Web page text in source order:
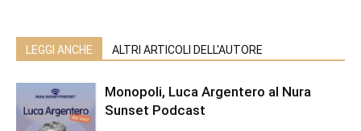
LEGGI ANCHE ALTRI ARTICOLI DELL'AUTORE
Monopoli, Luca Argentero al Nura
Sunset Podcast